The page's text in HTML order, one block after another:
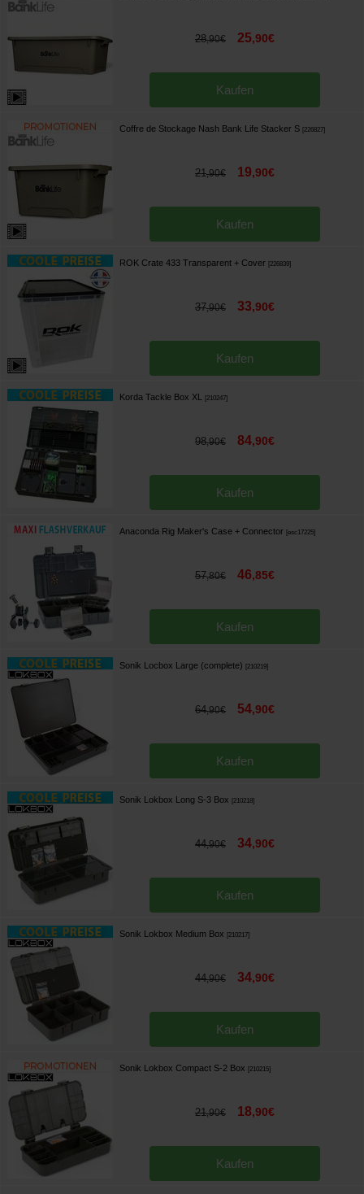
28,90€ 25,90€
Kaufen
Coffre de Stockage Nash Bank Life Stacker S [226827]
21,90€ 19,90€
Kaufen
ROK Crate 433 Transparent + Cover [226839]
37,90€ 33,90€
Kaufen
Korda Tackle Box XL [210247]
98,90€ 84,90€
Kaufen
Anaconda Rig Maker's Case + Connector [esc17225]
57,80€ 46,85€
Kaufen
Sonik Locbox Large (complete) [210219]
64,90€ 54,90€
Kaufen
Sonik Lokbox Long S-3 Box [210218]
44,90€ 34,90€
Kaufen
Sonik Lokbox Medium Box [210217]
44,90€ 34,90€
Kaufen
Sonik Lokbox Compact S-2 Box [210215]
21,90€ 18,90€
Kaufen